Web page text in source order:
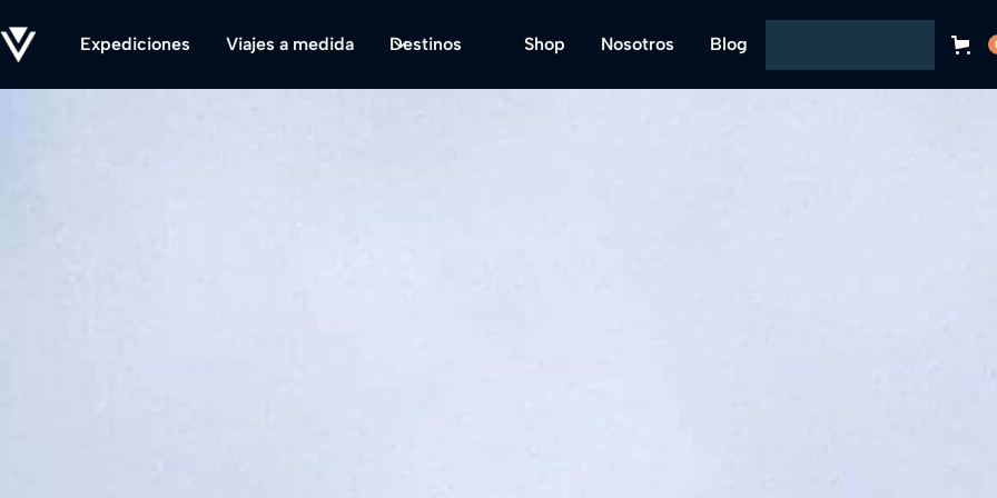
Expediciones Viajes a medida Destinos Shop Nosotros Blog